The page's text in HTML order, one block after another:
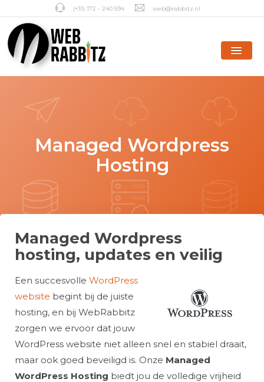
(+31) 172 - 240 594 web@rabbitz.nl
Managed Wordpress
Hosting
Managed Wordpress
hosting, updates en veilig
Een succesvolle WordPress
website begint bij de juiste
hosting, en bij WebRabbitz
zorgen we ervoor dat jouw
WordPress website niet alleen snel en stabiel draait,
maar ook goed beveiligd is. Onze Managed
WordPress Hosting biedt jou de volledige vrijheid